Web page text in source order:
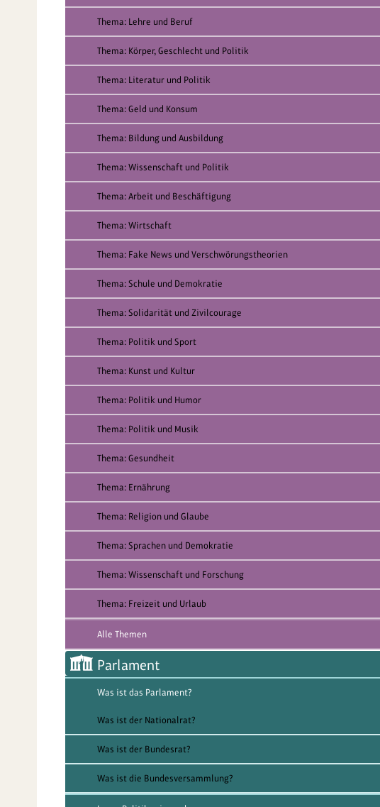
Thema: Lehre und Beruf
Thema: Körper, Geschlecht und Politik
Thema: Literatur und Politik
Thema: Geld und Konsum
Thema: Bildung und Ausbildung
Thema: Wissenschaft und Politik
Thema: Arbeit und Beschäftigung
Thema: Wirtschaft
Thema: Fake News und Verschwörungstheorien
Thema: Schule und Demokratie
Thema: Solidarität und Zivilcourage
Thema: Politik und Sport
Thema: Kunst und Kultur
Thema: Politik und Humor
Thema: Politik und Musik
Thema: Gesundheit
Thema: Ernährung
Thema: Religion und Glaube
Thema: Sprachen und Demokratie
Thema: Wissenschaft und Forschung
Thema: Freizeit und Urlaub
Alle Themen
Parlament
Was ist das Parlament?
Was ist der Nationalrat?
Was ist der Bundesrat?
Was ist die Bundesversammlung?